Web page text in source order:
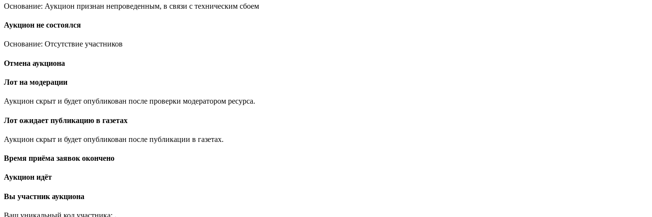
Основание: Аукцион признан непроведенным, в связи с техническим сбоем
Аукцион не состоялся
Основание: Отсутствие участников
Отмена аукциона
Лот на модерации
Аукцион скрыт и будет опубликован после проверки модератором ресурса.
Лот ожидает публикацию в газетах
Аукцион скрыт и будет опубликован после публикации в газетах.
Время приёма заявок окончено
Аукцион идёт
Вы участник аукциона
Ваш уникальный код участника: .